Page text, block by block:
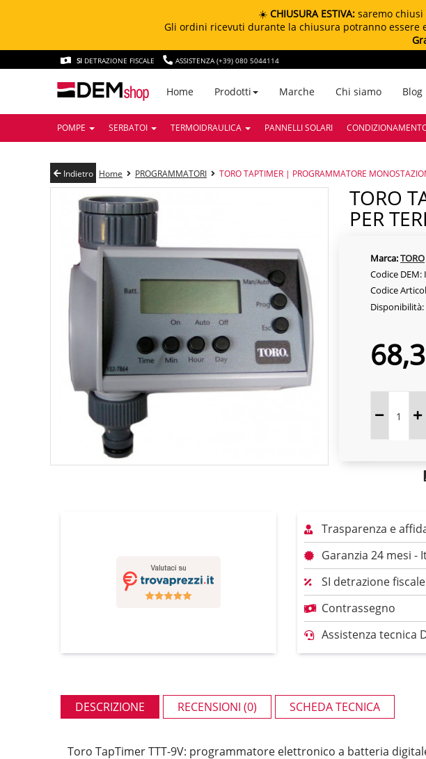
☀️ CHIUSURA ESTIVA: saremo chiusi
Gli ordini ricevuti durante la chiusura potranno essere
SI DETRAZIONE FISCALE ASSISTENZA (+39) 080 5044114
Home Prodotti Marche Chi siamo Blog
POMPE SERBATOI TERMOIDRAULICA PANNELLI SOLARI
Indietro Home PROGRAMMATORI TORO TAPTIMER | PROGRAMMATORE
TORO TAPTIMER | PROGRAMMATORE MONOSTAZIONE
PER
Marca:TORO
Codice DEM:
Codice
Disponibilità:
Trasparenza e
Garanzia 24 mesi -
SI detrazione fiscale
Contrassegno
Assistenza tecnica
DESCRIZIONE RECENSIONI (0) SCHEDA TECNICA
Toro TapTimer TTT-9V: programmatore elettronico a batteria